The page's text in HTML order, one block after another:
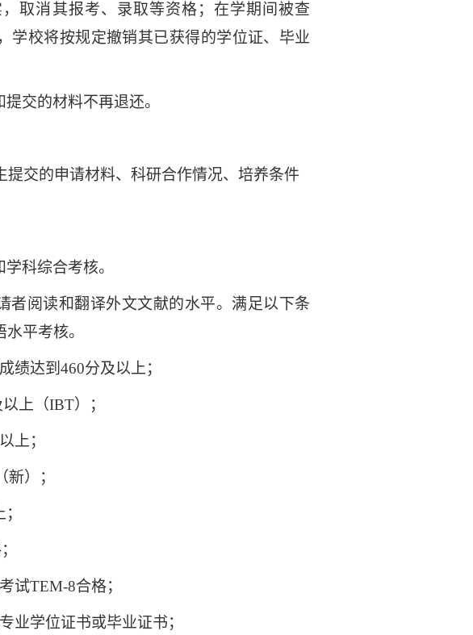
取消其报考、录取等资格；在学期间被查
学校将按规定撤销其已获得的学位证、毕业
交的材料不再退还。
提交的申请材料、科研合作情况、培养条件
科综合考核。
者阅读和翻译外文文献的水平。满足以下条
平考核。
绩达到 460分及以上；
上（IBT）；
上；
新）；
试TEM-8合格；
业学位证书或毕业证书；